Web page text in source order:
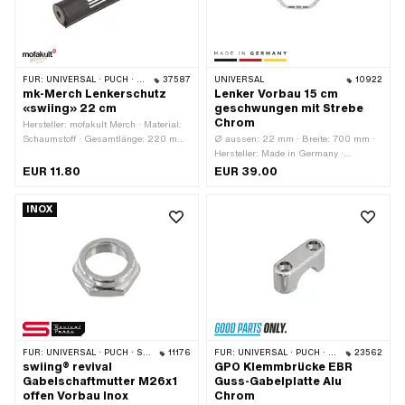
FÜR: UNIVERSAL · PUCH · SACHS · PONY / CILO (BETA 521 & 512) · PIAGGIO · ZÜNDAPP BELMONDO · TOMOS · CILO · HERCULES · KREIDLER · ZÜNDAPP 37587
mk-Merch Lenkerschutz
«swiing» 22 cm
Hersteller: mofakult Merch · Material:
Schaumstoff · Gesamtlänge: 220 mm
aussen: 40 mm
EUR 11.80
UNIVERSAL 10922
Lenker Vorbau 15 cm
geschwungen mit Strebe
Chrom
Ø aussen: 22 mm · Breite: 700 mm ·
Hersteller: Made in Germany ·
Material: Stahl · Oberfläche: verchromt
Lenkerenden: 160 mm · Querstange:
Ja · Ø Strebe: 14 mm · Länge Strebe:
EUR 39.00
INOX
FÜR: UNIVERSAL · PUCH · SACHS · PONY / CILO (BETA 521 & 512) · ZÜNDAPP BELMONDO · TOMOS 11176
swiing® revival
Gabelschaftmutter M26x1
offen Vorbau Inox
FÜR: UNIVERSAL · PUCH · SACHS · PONY / CILO (BETA 521 & 512) · PIAGGIO 23562
GPO Klemmbrücke EBR
Guss-Gabelplatte Alu
Chrom